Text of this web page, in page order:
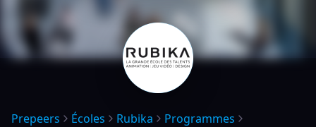
Prepeers Écoles Rubika
Programmes